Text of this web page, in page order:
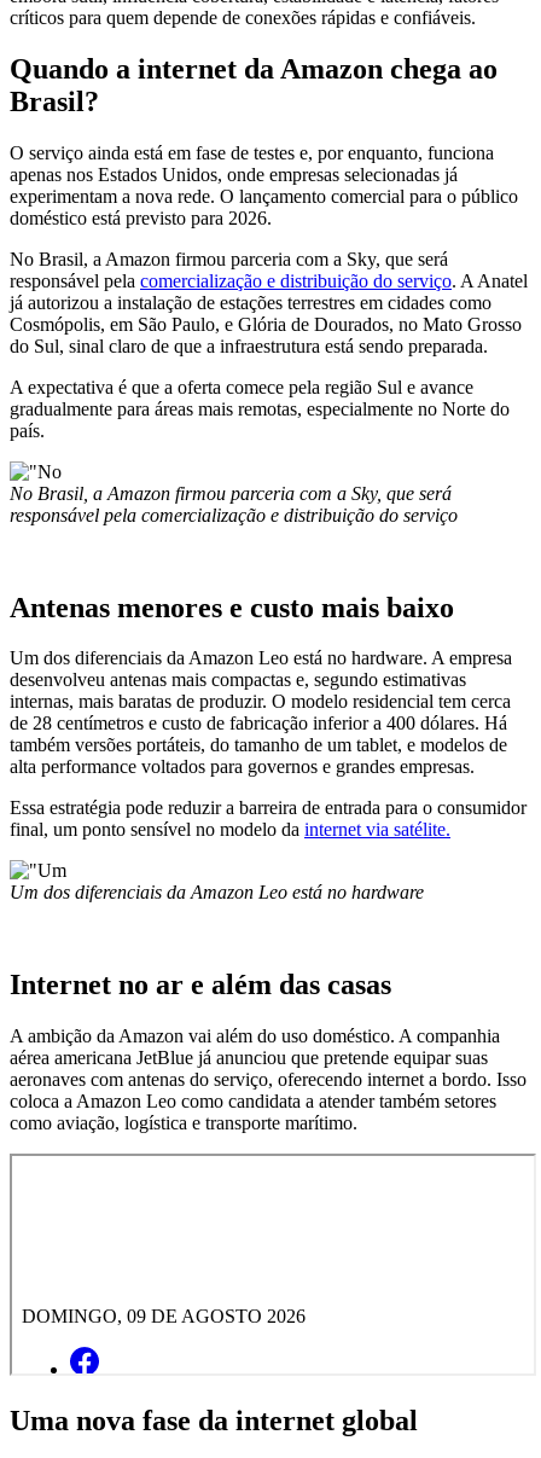
críticos para quem depende de conexões rápidas e confiáveis.
Quando a internet da Amazon chega ao
Brasil?
O serviço ainda está em fase de testes e, por enquanto, funciona
apenas nos Estados Unidos, onde empresas selecionadas já
experimentam a nova rede. O lançamento comercial para o público
doméstico está previsto para 2026.
No Brasil, a Amazon firmou parceria com a Sky, que será
responsável pela comercialização e distribuição do serviço. A Anatel
já autorizou a instalação de estações terrestres em cidades como
Cosmópolis, em São Paulo, e Glória de Dourados, no Mato Grosso
do Sul, sinal claro de que a infraestrutura está sendo preparada.
A expectativa é que a oferta comece pela região Sul e avance
gradualmente para áreas mais remotas, especialmente no Norte do
país.
No Brasil, a Amazon firmou parceria com a Sky, que será
responsável pela comercialização e distribuição do serviço
Antenas menores e custo mais baixo
Um dos diferenciais da Amazon Leo está no hardware. A empresa
desenvolveu antenas mais compactas e, segundo estimativas
internas, mais baratas de produzir. O modelo residencial tem cerca
de 28 centímetros e custo de fabricação inferior a 400 dólares. Há
também versões portáteis, do tamanho de um tablet, e modelos de
alta performance voltados para governos e grandes empresas.
Essa estratégia pode reduzir a barreira de entrada para o consumidor
final, um ponto sensível no modelo da internet via satélite.
Um dos diferenciais da Amazon Leo está no hardware
Internet no ar e além das casas
A ambição da Amazon vai além do uso doméstico. A companhia
aérea americana JetBlue já anunciou que pretende equipar suas
aeronaves com antenas do serviço, oferecendo internet a bordo. Isso
coloca a Amazon Leo como candidata a atender também setores
como aviação, logística e transporte marítimo.
Uma nova fase da internet global